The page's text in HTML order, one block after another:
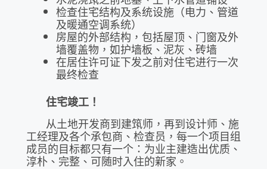
检查住宅结构及系统设施（电力、管道
及暖通空调系统）
房屋的外部结构，包括屋顶、门窗及外
墙覆盖物，如护墙板、泥灰、砖墙
在居住许可证下发之前对住宅进行一次
最终检查
住宅竣工！
从土地开发商到建筑师，再到设计师、施
工经理及各个承包商、检查员，每一个项目组
成员的目标都只有一个：为业主建造出优质、
淳朴、完整、可随时入住的新家。